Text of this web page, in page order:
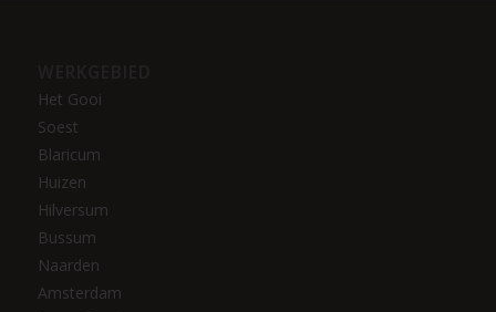
Het Gooi
Soest
Blaricum
Huizen
Hilversum
Bussum
Naarden
Amsterdam